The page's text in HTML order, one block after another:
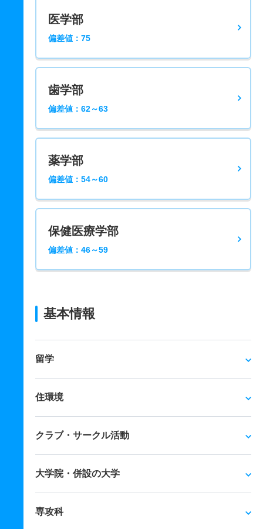
医学部
偏差値：75
歯学部
偏差値：62～63
薬学部
偏差値：54～60
保健医療学部
偏差値：46～59
基本情報
留学
住環境
クラブ・サークル活動
大学院・併設の大学
専攻科